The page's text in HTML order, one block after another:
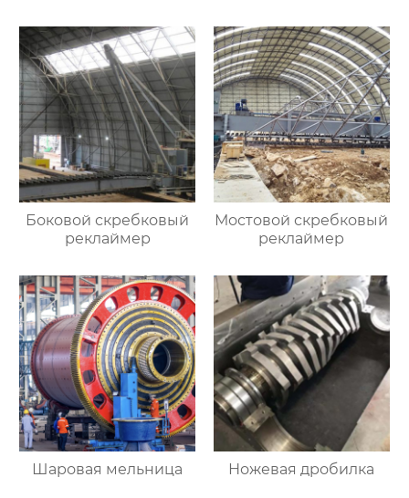
Боковой скребковый
реклаймер
Мостовой скребковый
реклаймер
Шаровая мельница Ножевая дробилка